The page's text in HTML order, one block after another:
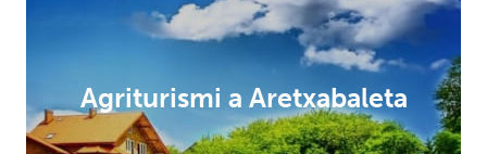
Agriturismi a Aretxabaleta